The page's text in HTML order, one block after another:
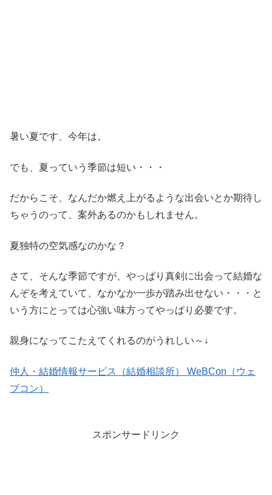
暑い夏です、今年は。
でも、夏っていう季節は短い・・・
だからこそ、なんだか燃え上がるような出会いとか期待し
ちゃうのって、案外あるのかもしれません。
夏独特の空気感なのかな？
さて、そんな季節ですが、やっぱり真剣に出会って結婚な
んぞを考えていて、なかなか一歩が踏み出せない・・・と
いう方にとっては心強い味方ってやっぱり必要です。
親身になってこたえてくれるのがうれしい～↓
仲人・結婚情報サービス（結婚相談所） WeBCon（ウェ
ブコン）
スポンサードリンク